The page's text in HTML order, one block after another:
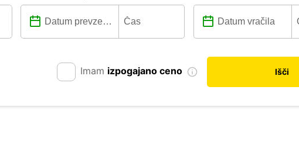
Imam izpogajano ceno Išči